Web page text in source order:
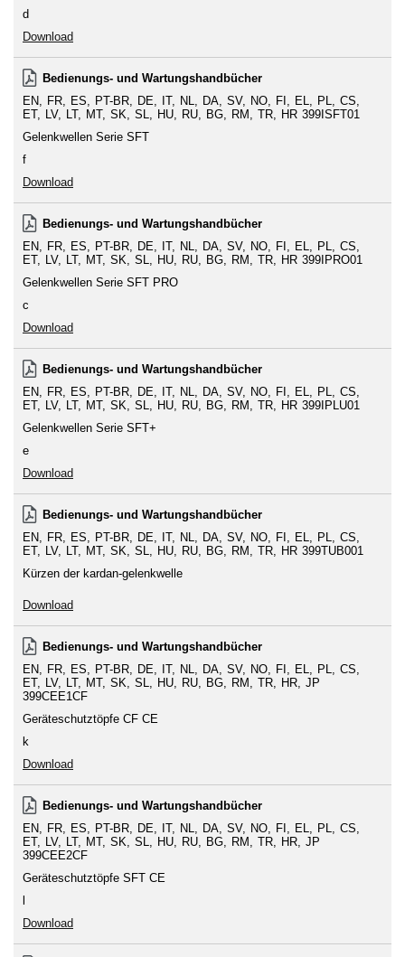
d
Download
Bedienungs- und Wartungshandbücher
EN
FR ES PT-BR DE IT NL DA SV NO FI EL PL CS
ET
LV LT MT SK SL HU RU BG RM TR HR 399ISFT01
Gelenkwellen Serie SFT
f
Download
Bedienungs- und Wartungshandbücher
EN
FR ES PT-BR DE IT NL DA SV NO FI EL PL CS
ET
LV LT MT SK SL HU RU BG RM TR HR 399IPRO01
Gelenkwellen Serie SFT PRO
c
Download
Bedienungs- und Wartungshandbücher
EN
FR ES PT-BR DE IT NL DA SV NO FI EL PL CS
ET
LV LT MT SK SL HU RU BG RM TR HR 399IPLU01
Gelenkwellen Serie SFT+
e
Download
Bedienungs- und Wartungshandbücher
EN
FR ES PT-BR DE IT NL DA SV NO FI EL PL CS
ET
LV LT MT SK SL HU RU BG RM TR HR 399TUB001
Kürzen der kardan-gelenkwelle
Download
Bedienungs- und Wartungshandbücher
EN
FR ES PT-BR DE IT NL DA SV NO FI EL PL CS
ET
LV LT MT SK SL HU RU BG RM TR HR JP
399CEE1CF
Geräteschutztöpfe CF CE
k
Download
Bedienungs- und Wartungshandbücher
EN
FR ES PT-BR DE IT NL DA SV NO FI EL PL CS
ET
LV LT MT SK SL HU RU BG RM TR HR JP
399CEE2CF
Geräteschutztöpfe SFT CE
Download